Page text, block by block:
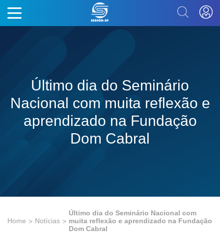
Último dia do Seminário
Nacional com muita reflexão e
aprendizado na Fundação
Dom Cabral
Home Notícias
Último dia do Seminário Nacional com
muita reflexão e aprendizado na Fundação
Dom Cabral